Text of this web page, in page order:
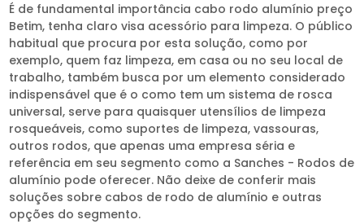
É de fundamental importância cabo rodo alumínio preço
Betim, tenha claro visa acessório para limpeza. O público
habitual que procura por esta solução, como por
exemplo, quem faz limpeza, em casa ou no seu local de
trabalho, também busca por um elemento considerado
indispensável que é o como tem um sistema de rosca
universal, serve para quaisquer utensílios de limpeza
rosqueáveis, como suportes de limpeza, vassouras,
outros rodos, que apenas uma empresa séria e
referência em seu segmento como a Sanches - Rodos de
alumínio pode oferecer. Não deixe de conferir mais
soluções sobre cabos de rodo de alumínio e outras
opções do segmento.